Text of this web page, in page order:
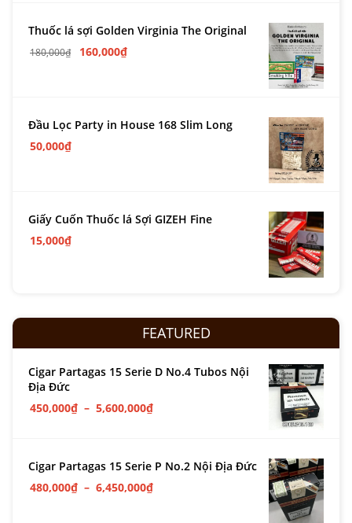
Thuốc lá sợi Golden Virginia The Original
180,000₫ 160,000₫
Đầu Lọc Party in House 168 Slim Long
50,000₫
Giấy Cuốn Thuốc lá Sợi GIZEH Fine
15,000₫
FEATURED
Cigar Partagas 15 Serie D No.4 Tubos Nội
Địa Đức
450,000₫ – 5,600,000₫
Cigar Partagas 15 Serie P No.2 Nội Địa Đức
480,000₫ – 6,450,000₫